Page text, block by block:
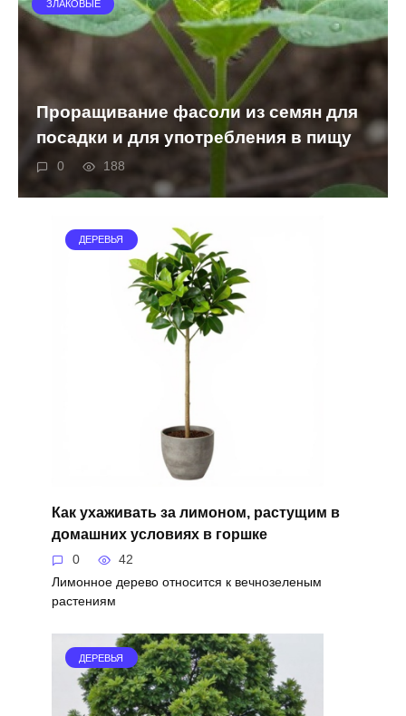
ЗЛАКОВЫЕ
Проращивание фасоли из семян для
посадки и для употребления в пищу
0 188
ДЕРЕВЬЯ
Как ухаживать за лимоном, растущим в
домашних условиях в горшке
0 42
Лимонное дерево относится к вечнозеленым
растениям
ДЕРЕВЬЯ